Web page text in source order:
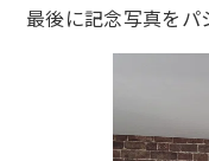
最後に記念写真をパ